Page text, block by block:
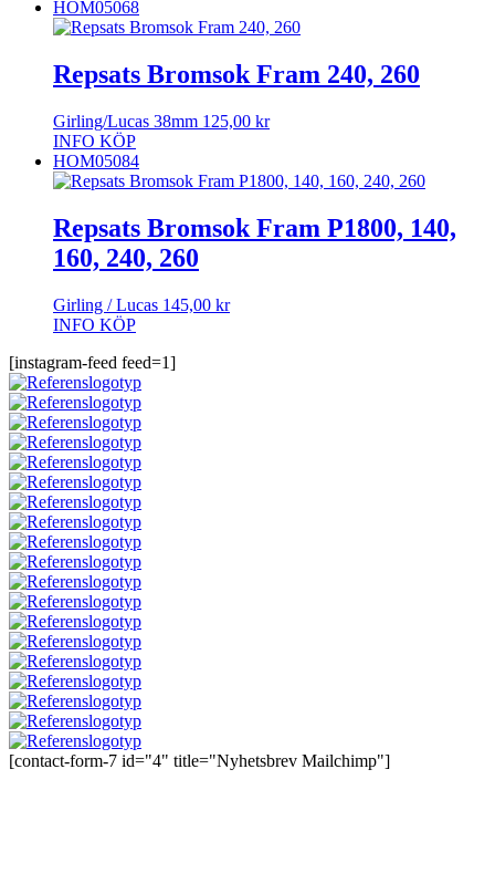
HOM05068
Repsats Bromsok Fram 240, 260
Girling/Lucas 38mm 125,00 kr
INFO KÖP
HOM05084
Repsats Bromsok Fram P1800, 140,
160, 240, 260
Girling / Lucas 145,00 kr
INFO KÖP
[instagram-feed feed=1]
[contact-form-7 id="4" title="Nyhetsbrev Mailchimp"]